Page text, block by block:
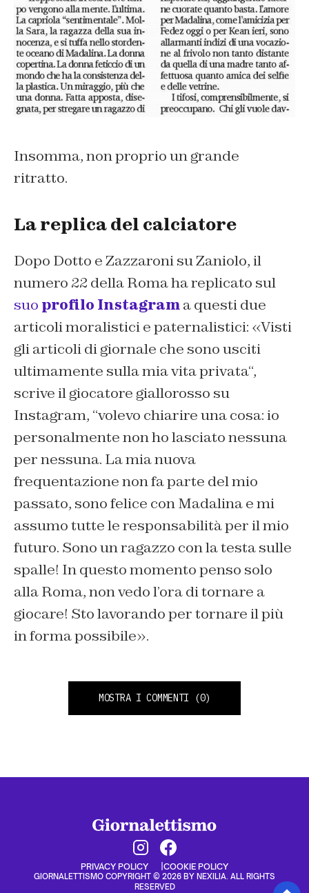
Insomma, non proprio un grande
ritratto.
La replica del calciatore
Dopo Dotto e Zazzaroni su Zaniolo, il
numero 22 della Roma ha replicato sul
suo profilo Instagrama questi due
articoli moralistici e paternalistici: «Visti
gli articoli di giornale che sono usciti
ultimamente sulla mia vita privata“,
scrive il giocatore giallorosso su
Instagram, “volevo chiarire una cosa: io
personalmente non ho lasciato nessuna
per nessuna. La mia nuova
frequentazione non fa parte del mio
passato, sono felice con Madalina e mi
assumo tutte le responsabilità per il mio
futuro. Sono un ragazzo con la testa sulle
spalle! In questo momento penso solo
alla Roma, non vedo l’ora di tornare a
giocare! Sto lavorando per tornare il più
in forma possibile».
MOSTRA I COMMENTI (0)
PRIVACY POLICY COOKIE POLICY
GIORNALETTISMO COPYRIGHT © 2026 BY NEXILIA. ALL RIGHTS
RESERVED